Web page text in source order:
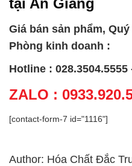
Giá bán sản phẩm,
Phòng kinh doanh :
Hotline : 028.3504.5555
ZALO :
[contact-form-7 id="1116"]
Author: Hóa Chất Đắc